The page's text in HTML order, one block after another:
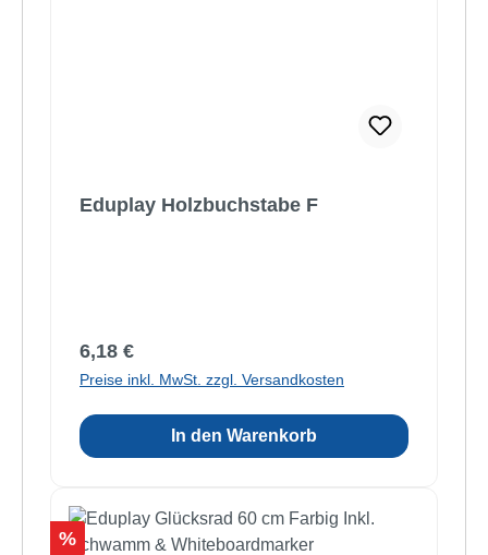
Eduplay Holzbuchstabe F
Regulärer Preis:
6,18 €
Preise inkl. MwSt. zzgl. Versandkosten
In den Warenkorb
Rabatt
%